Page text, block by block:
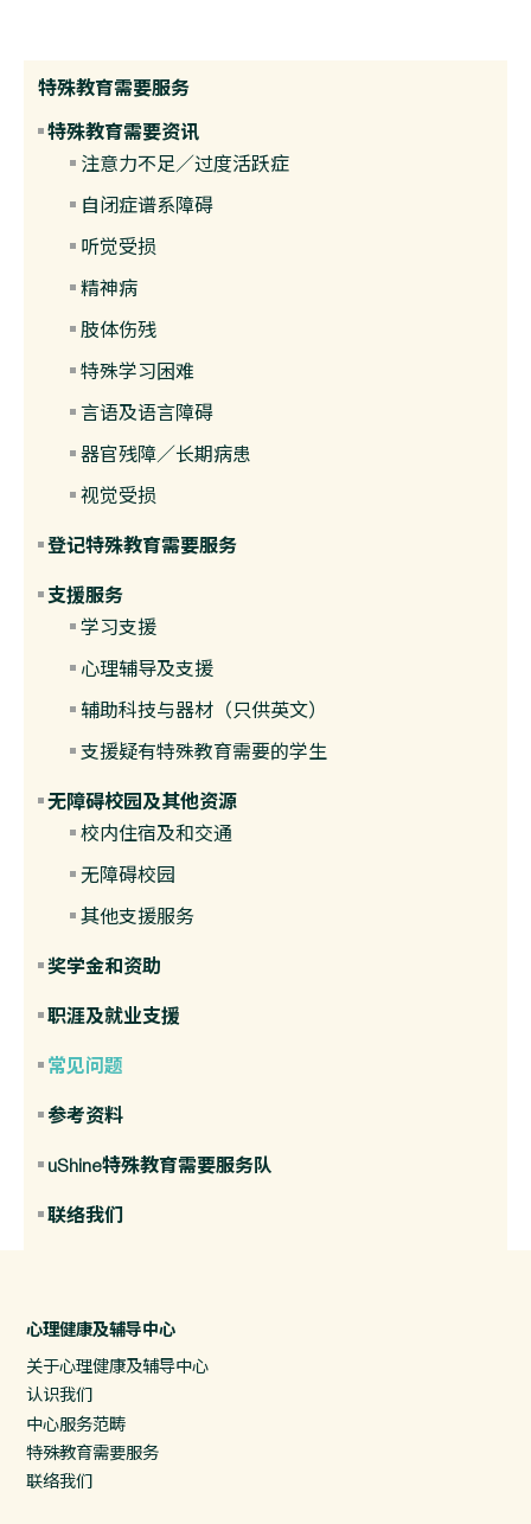
特殊教育需要服务
特殊教育需要资讯
注意力不足／过度活跃症
自闭症谱系障碍
听觉受损
精神病
肢体伤残
特殊学习困难
言语及语言障碍
器官残障／长期病患
视觉受损
登记特殊教育需要服务
支援服务
学习支援
心理辅导及支援
辅助科技与器材（只供英文）
支援疑有特殊教育需要的学生
无障碍校园及其他资源
校内住宿及和交通
无障碍校园
其他支援服务
奖学金和资助
职涯及就业支援
常见问题
参考资料
uShine特殊教育需要服务队
联络我们
心理健康及辅导中心
关于心理健康及辅导中心
认识我们
中心服务范畴
特殊教育需要服务
联络我们